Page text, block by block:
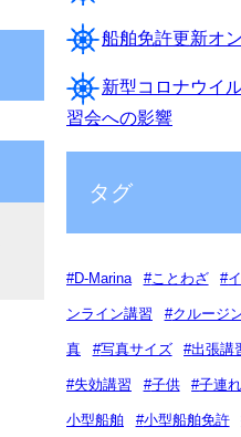
船舶免許更新オ
新型コロナウイ
習会への影響
タグ
D-Marina ことわざ
ンライン講習 クルージ
真 写真サイズ 出張講
失効講習 子供 子連れ
小型船舶 小型船舶免許